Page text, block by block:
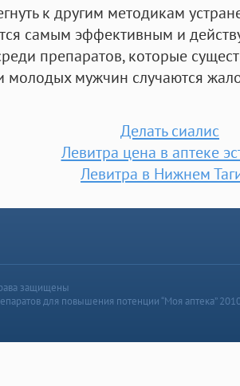
к другим методикам
самым эффективным и
препаратов, которые
молодых мужчин случаются
Делать сиалис
Левитра цена в аптеке
Левитра в Нижнем
защищены
для повышения потенции “Моя аптека”